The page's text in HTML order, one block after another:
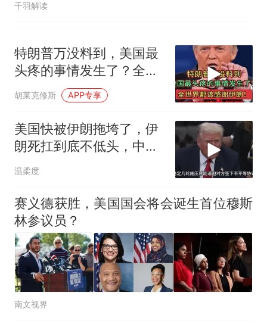
千羽解读
特朗普万没料到，美国最
头疼的事情发生了？全世
界都该感谢伊朗！
胡莱克修斯 APP专享
美国快被伊朗拖垮了，伊
朗死扛到底不低头，中国
反而迎来新机遇？
温柔度
赛义德获胜，美国国会将会诞生首位穆斯
林参议员？
南文视界